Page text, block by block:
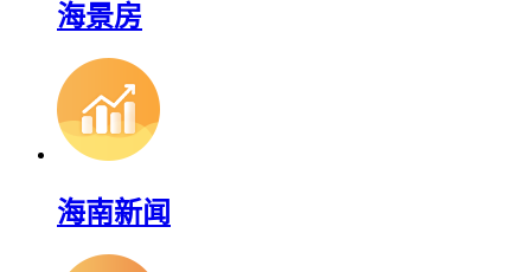
海景房
海南新闻